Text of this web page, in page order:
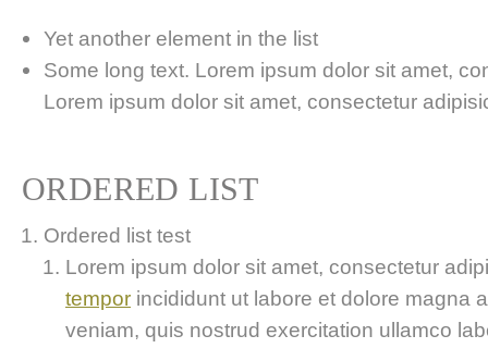
Yet another element in the list
Some long text. Lorem ipsum dolor sit amet,
Lorem ipsum dolor sit amet, consectetur
ORDERED LIST
Ordered list test
Lorem ipsum dolor sit amet, consectetur
tempor incididunt ut labore et dolore magna
veniam, quis nostrud exercitation ullamco